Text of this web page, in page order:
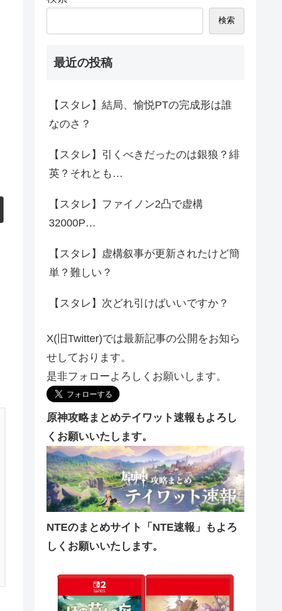
検索
最近の投稿
【スタレ】結局、愉悦PTの完成形は誰
なのさ？
【スタレ】引くべきだったのは銀狼？緋
英？それとも…
【スタレ】ファイノン2凸で虚構
32000P…
【スタレ】虚構叙事が更新されたけど簡
単？難しい？
【スタレ】次どれ引けばいいですか？
X(旧Twitter)では最新記事の公開をお知ら
せしております。
是非フォローよろしくお願いします。
原神攻略まとめテイワット速報もよろし
くお願いいたします。
NTEのまとめサイト「NTE速報」もよろ
しくお願いいたします。